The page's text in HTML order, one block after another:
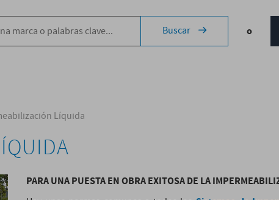
Tecsound®
Texfon
Texsilen
Geotextiles
Drenajes
Buscar o
Líquida
PARA UNA PUESTA EN OBRA EXITOSA DE LA